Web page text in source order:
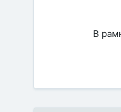
В